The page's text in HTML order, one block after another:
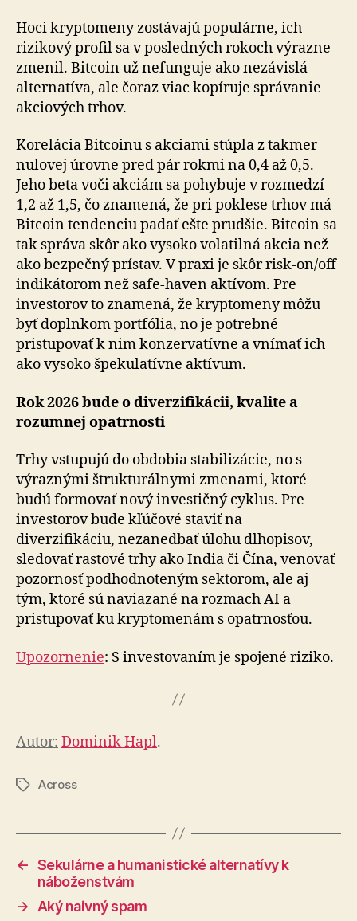
Hoci kryptomeny zostávajú populárne, ich
rizikový profil sa v posledných rokoch výrazne
zmenil. Bitcoin už ne­fun­gu­je ako nezávislá
alternatíva, ale čoraz viac kopíruje správanie
akciových trhov.
Korelácia Bitcoinu s akciami stúpla z takmer
nulovej úrovne pred pár rokmi na 0,4 až 0,5.
Jeho beta voči akciám sa pohybuje v rozmedzí
1,2 až 1,5, čo znamená, že pri poklese trhov má
Bitcoin tendenciu padať ešte prudšie. Bitcoin sa
tak správa skôr ako vysoko volatilná akcia než
ako bezpečný prístav. V praxi je skôr risk-on/off
indikátorom než safe-haven aktívom. Pre
investorov to znamená, že kryptomeny môžu
byť doplnkom portfólia, no je potrebné
pristupovať k nim konzervatívne a vnímať ich
ako vysoko špekulatívne aktívum.
Rok 2026 bude o diverzifikácii, kvalite a
rozumnej opatrnosti
Trhy vstupujú do obdobia stabilizácie, no s
výraznými štrukturálnymi zmenami, ktoré
budú formovať nový investičný cyklus. Pre
investorov bude kľúčové staviť na
diverzifikáciu, nezanedbať úlohu dlhopisov,
sledovať rastové trhy ako India či Čína, venovať
pozornosť pod­hod­no­te­ným sektorom, ale aj
tým, ktoré sú naviazané na roz­mach AI a
pristupovať ku kryptomenám s opatrnosťou.
Upozornenie: S investovaním je spojené riziko.
Autor: Dominik Hapl.
ZnačkyAcross
← Sekulárne a humanistické alternatívy k
náboženstvám
→
Aký naivný spam